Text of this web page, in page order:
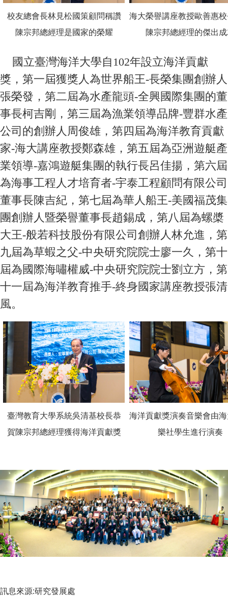
校友總會長林見松國策顧問稱讚
陳宗邦總經理是國家的榮耀
海大榮譽講座教授歐善惠
陳宗邦總經理的傑出
國立臺灣海洋大學自102年設立海洋貢獻
獎，第一屆獲獎人為世界船王-長榮集團創辦人
張榮發，第二屆為水產龍頭-全興國際集團的董
事長柯吉剛，第三屆為漁業領導品牌-豐群水產
公司的創辦人周俊雄，第四屆為海洋教育貢獻
家-海大講座教授鄭森雄，第五屆為亞洲遊艇產
業領導-嘉鴻遊艇集團的執行長呂佳揚，第六屆
為海事工程人才培育者-宇泰工程顧問有限公司
董事長陳吉紀，第七屆為華人船王-美國福茂集
團創辦人暨榮譽董事長趙錫成，第八屆為螺槳
大王-般若科技股份有限公司創辦人林允進，第
九屆為草蝦之父-中央研究院院士廖一久，第十
屆為國際海嘯權威-中央研究院院士劉立方，第
十一屆為海洋教育推手-終身國家講座教授張清
風。
臺灣教育大學系統吳清基校長恭
賀陳宗邦總經理獲得海洋貢獻獎
海洋貢獻獎演奏音樂會由
樂社學生進行演奏
訊息來源:研究發展處